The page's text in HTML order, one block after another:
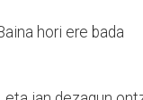
hori ere bada